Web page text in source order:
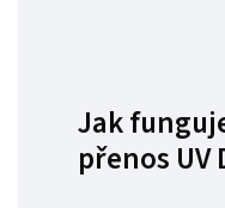
Jak
přenos UV